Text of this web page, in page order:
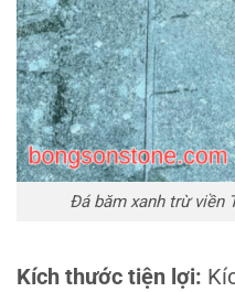
Đá băm xanh trừ viền
Kích thước tiện lợi: